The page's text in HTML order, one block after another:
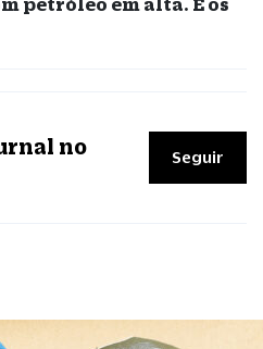
no
Seguir